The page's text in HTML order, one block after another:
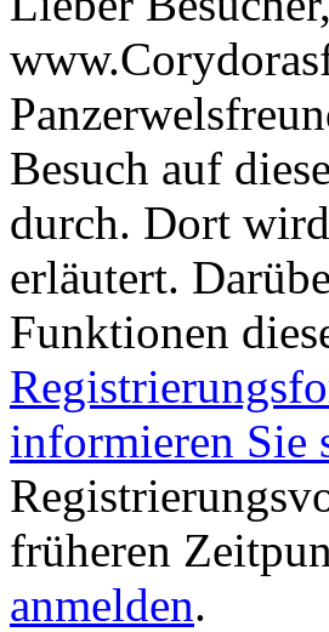
Besuch auf
durch. Dort
erläutert.
Funktionen
informieren Sie
früheren
anmelden.